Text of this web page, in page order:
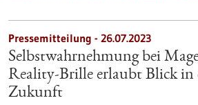
Pressemitteilung - 26.07.2023
Selbstwahrnehmung bei
Reality-Brille erlaubt Blick in
Zukunft